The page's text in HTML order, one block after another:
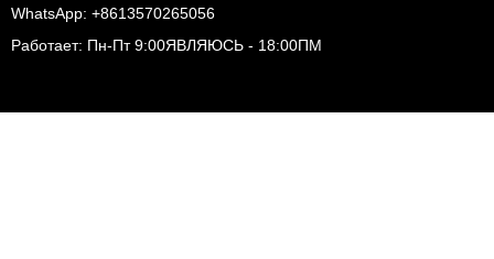
WhatsApp: +8613570265056
Работает: Пн-Пт 9:00ЯВЛЯЮСЬ - 18:00ПМ